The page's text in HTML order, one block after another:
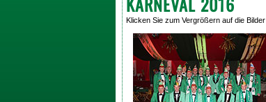
Klicken Sie zum Vergrößern auf die Bilder